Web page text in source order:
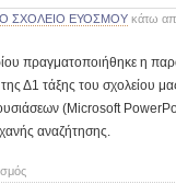
ΣΧΟΛΕΙΟ ΕΥΟΣΜΟΥ κάτω
πραγματοποιήθηκε η
Δ1 τάξης του σχολείου
(Microsoft
αναζήτησης.
στο